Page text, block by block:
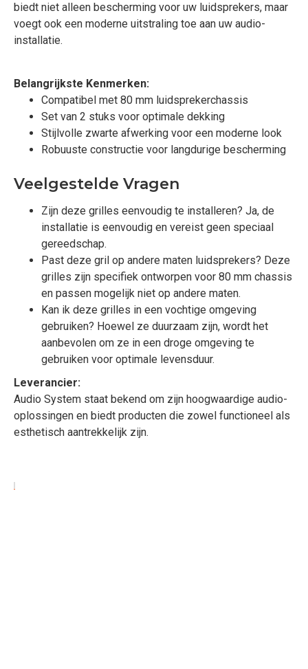
biedt niet alleen bescherming voor uw luidsprekers, maar
voegt ook een moderne uitstraling toe aan uw audio-
installatie.
Belangrijkste Kenmerken:
Compatibel met 80 mm luidsprekerchassis
Set van 2 stuks voor optimale dekking
Stijlvolle zwarte afwerking voor een moderne look
Robuuste constructie voor langdurige bescherming
Veelgestelde Vragen
Zijn deze grilles eenvoudig te installeren? Ja, de
installatie is eenvoudig en vereist geen speciaal
gereedschap.
Past deze gril op andere maten luidsprekers? Deze
grilles zijn specifiek ontworpen voor 80 mm chassis
en passen mogelijk niet op andere maten.
Kan ik deze grilles in een vochtige omgeving
gebruiken? Hoewel ze duurzaam zijn, wordt het
aanbevolen om ze in een droge omgeving te
gebruiken voor optimale levensduur.
Leverancier:
Audio System staat bekend om zijn hoogwaardige audio-
oplossingen en biedt producten die zowel functioneel als
esthetisch aantrekkelijk zijn.